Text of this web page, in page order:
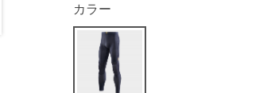
カラー